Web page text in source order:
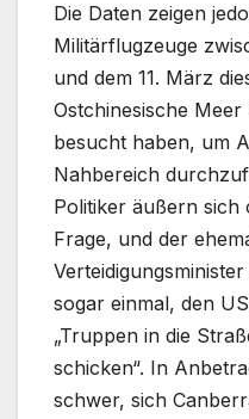
Die Daten zeigen
Militärflugzeuge
und dem 11. März
Ostchinesische
besucht haben, um
Nahbereich
Politiker äußern sich
Frage, und der
sogar einmal, den
„Truppen in die
schicken“. In
schwer, sich